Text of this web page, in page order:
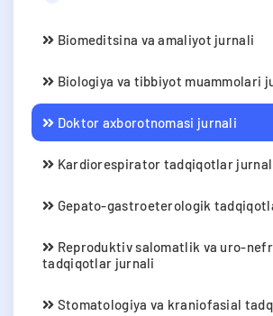
Biomeditsina va amaliyot jurnali
Biologiya va tibbiyot muammolari
Doktor axborotnomasi jurnali
Kardiorespirator tadqiqotlar
Gepato-gastroeterologik
Reproduktiv salomatlik va uro-
tadqiqotlar jurnali
Stomatologiya va kraniofasial